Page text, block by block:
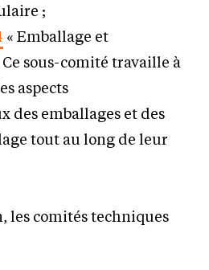
;
« Emballage et
sous-comité travaille à
aspects
des emballages et des
tout au long de leur
les comités techniques